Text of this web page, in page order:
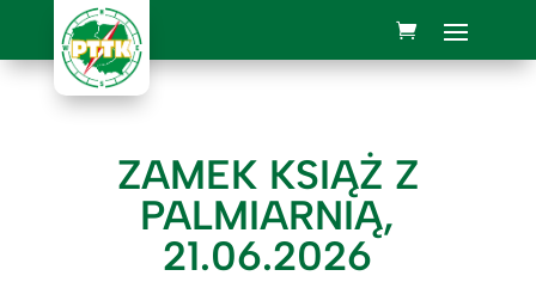
ZAMEK KSIĄŻ Z
PALMIARNIĄ,
21.06.2026